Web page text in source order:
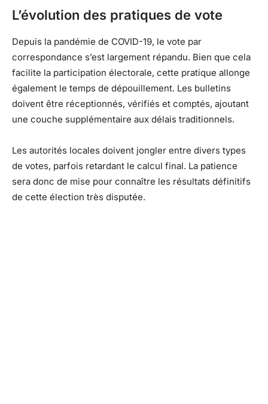
L’évolution des pratiques de vote
Depuis la pandémie de COVID-19, le vote par
correspondance s’est largement répandu. Bien que cela
facilite la participation électorale, cette pratique allonge
également le temps de dépouillement. Les bulletins
doivent être réceptionnés, vérifiés et comptés, ajoutant
une couche supplémentaire aux délais traditionnels.
Les autorités locales doivent jongler entre divers types
de votes, parfois retardant le calcul final. La patience
sera donc de mise pour connaître les résultats définitifs
de cette élection très disputée.